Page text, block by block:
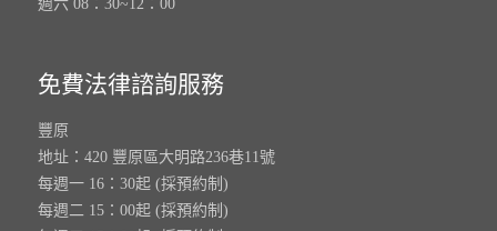
週六 08：30~12：00
免費法律諮詢服務
豐原
地址：420 豐原區大明路236巷11號
每週一 16：30起 (採預約制)
每週二 15：00起 (採預約制)